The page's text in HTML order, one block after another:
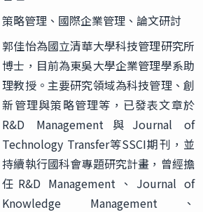
策略管理、國際企業管理、論文研討
郭佳怡為國立清華大學科技管理研究所
博士，目前為東吳大學企業管理學系助
理教授。主要研究領域為科技管理、創
新管理與策略管理等，已發表文章於
R&D Management與Journal of
Technology Transfer等SSCI期刊，並
持續執行國科會專題研究計畫，曾經擔
任R&D Management、Journal of
Knowledge Management、